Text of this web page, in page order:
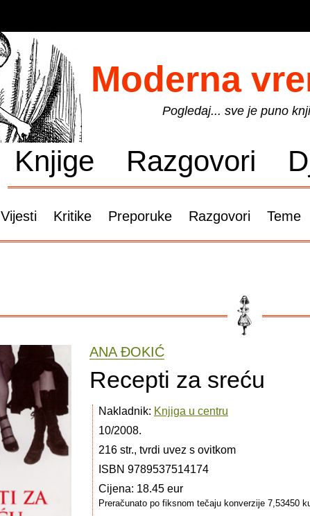
Moderna
Pogledaj... sve je puno
Knjige Razgovori
Vijesti Kritike Preporuke Razgovori Teme
ANA ÐOKIĆ
Recepti za sreću
Nakladnik: Knjiga u centru
10/2008.
216 str., tvrdi uvez s ovitkom
ISBN 9789537514174
Cijena: 18.45 eur
Preračunato po fiksnom tečaju konverzije 7,53450